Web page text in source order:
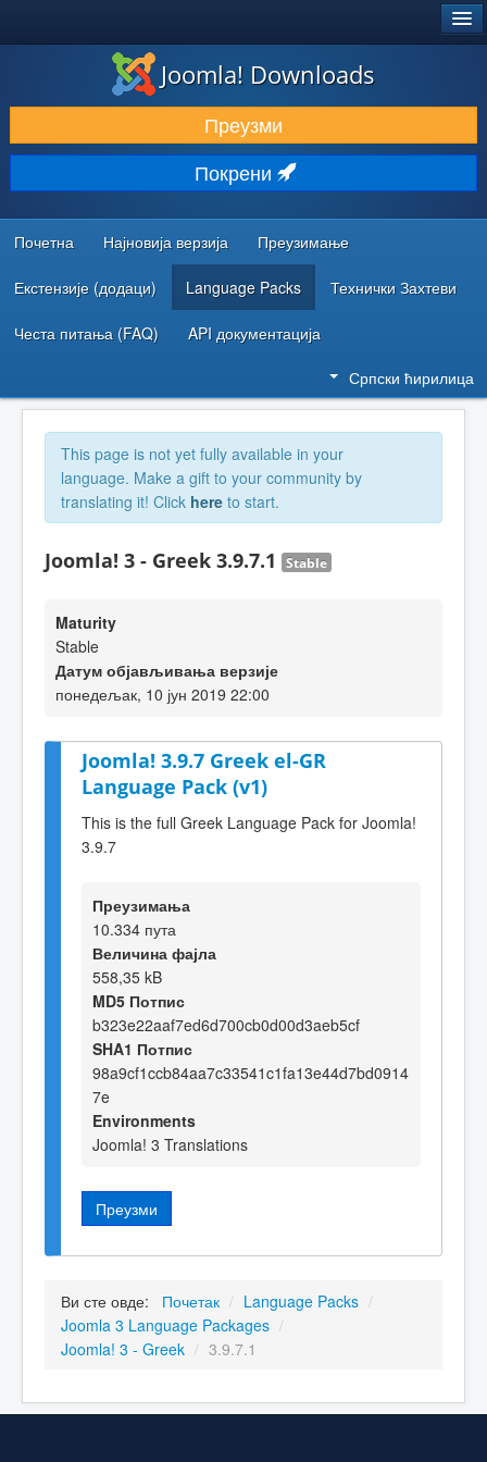
ПРЕУЗИМАЊЕ И ПРОШИРЕЊА (ЕКСТЕНЗИЈЕ)
ОТКРИЈТЕ И НАУЧИТЕ
ЗАЈЕДНИЦА И ПОДРШКА
РЕСУРСИ ЗА РАЗВОЈ
Joomla! Downloads
Преузми
Покрени
Почетна Најновија верзија Преузимање
Екстензије (додаци) Language Packs Технички Захтеви
Честа питања (FAQ) API документација
Српски ћирилица
This page is not yet fully available in your
language. Make a gift to your community by
translating it! Click here to start.
Joomla! 3 - Greek 3.9.7.1 Stable
Maturity
Stable
Датум објављивања верзије
понедељак, 10 јун 2019 22:00
Joomla! 3.9.7 Greek el-GR
Language Pack (v1)
This is the full Greek Language Pack for Joomla!
3.9.7
Преузимања
10.334 пута
Величина фајла
558,35 kB
MD5 Потпис
b323e22aaf7ed6d700cb0d00d3aeb5cf
SHA1 Потпис
98a9cf1ccb84aa7c33541c1fa13e44d7bd0914
7e
Environments
Joomla! 3 Translations
Преузми
Ви сте овде: Почетак / Language Packs /
Joomla 3 Language Packages /
Joomla! 3 - Greek / 3.9.7.1